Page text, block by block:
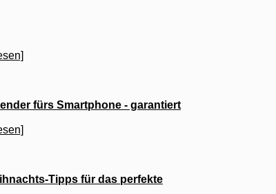
fürs Smartphone - garantiert
Tipps für das perfekte